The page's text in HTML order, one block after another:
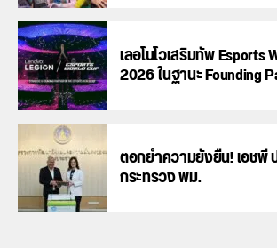
เลอโนโวเสริมทัพ Esports
2026 ในฐานะ Founding
ตอกย้ำความยั่งยืน! เอชพี
กระทรวง พม.